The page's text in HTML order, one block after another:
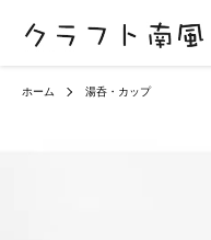
ホーム 湯呑・カップ